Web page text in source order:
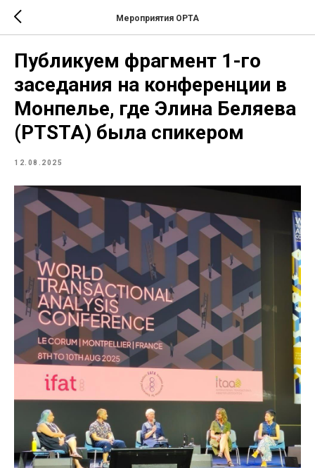
Мероприятия ОРТА
Публикуем фрагмент 1-го
заседания на конференции в
Монпелье, где Элина Беляева
(PTSTA) была спикером
12.08.2025